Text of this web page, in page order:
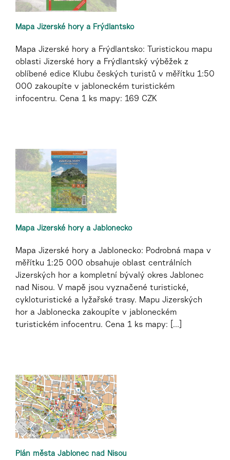
Mapa Jizerské hory a Frýdlantsko
Mapa Jizerské hory a Frýdlantsko: Turistickou mapu
oblasti Jizerské hory a Frýdlantský výběžek z
oblíbené edice Klubu českých turistů v měřítku 1:50
000 zakoupíte v jabloneckém turistickém
infocentru. Cena 1 ks mapy: 169 CZK
Mapa Jizerské hory a Jablonecko
Mapa Jizerské hory a Jablonecko: Podrobná mapa v
měřítku 1:25 000 obsahuje oblast centrálních
Jizerských hor a kompletní bývalý okres Jablonec
nad Nisou. V mapě jsou vyznačené turistické,
cykloturistické a lyžařské trasy. Mapu Jizerských
hor a Jablonecka zakoupíte v jabloneckém
turistickém infocentru. Cena 1 ks mapy: [...]
Plán města Jablonec nad Nisou